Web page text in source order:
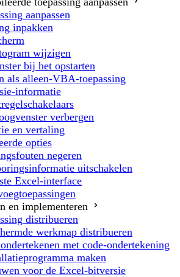
aanpassen
inpakken
wijzigen
bij het opstarten
als alleen-VBA-toepassing
informatie
verbergen
en vertaling
opties
negeren
uitschakelen
Excel-interface
en implementeren
distribueren
werkmap distribueren
met code-ondertekening
maken
voor de Excel-bitversie